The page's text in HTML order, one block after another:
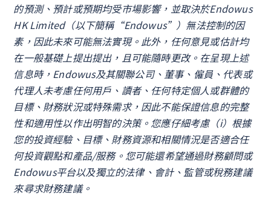
的預測、預計或預期均受市場影響，並取決於Endowus
HK Limited（以下簡稱“Endowus”）無法控制的因
素，因此未來可能無法實現。此外，任何意見或估計均
在一般基礎上提出提出，且可能隨時更改。在呈現上述
信息時，Endowus及其關聯公司、董事、僱員、代表或
代理人未考慮任何用戶、讀者、任何特定個人或群體的
目標、財務狀況或特殊需求，因此不能保證信息的完整
性和適用性以作出明智的決策。您應仔細考慮（i）根據
您的投資經驗、目標、財務資源和相關情況是否適合任
何投資觀點和產品/服務。您可能還希望通過財務顧問或
Endowus平台以及獨立的法律、會計、監管或稅務建議
來尋求財務建議。